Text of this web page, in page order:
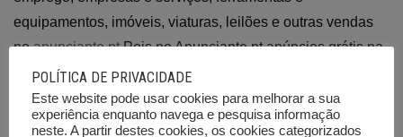
equipamentos, imóveis, viaturas, leilões e outras vendas
noanunciante.ptPois no Anunciante.pt anúncios grátis na
internet em Portugal de cursos de formação, emprego,
empresas e serviços, imóveis, ferramentas, viatura, Leilões
e outras vendas, diversos
POLÍTICA DE PRIVACIDADE
Este website pode usar cookies para melhorar a sua
experiência enquanto navega e pesquisa informação
neste. A partir destes cookies, os cookies categorizados